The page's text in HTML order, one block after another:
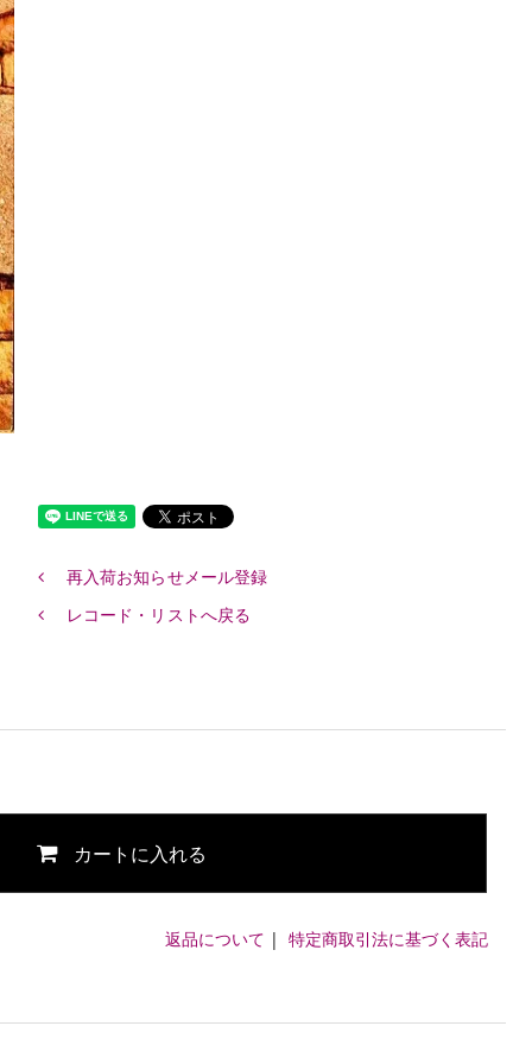
再入荷お知らせメール登録
レコード・リストへ戻る
カートに入れる
返品について | 特定商取引法に基づく表記